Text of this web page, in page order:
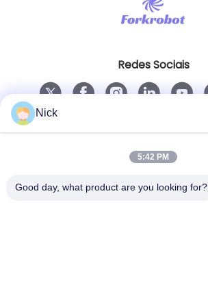
Redes Sociais
E-mail
Nick
5:42 PM
Good day, what product are you looking for?